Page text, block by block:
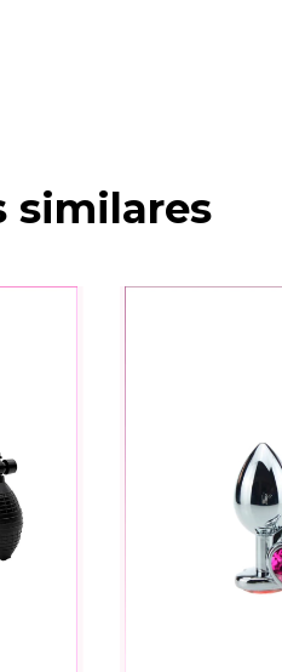
similares